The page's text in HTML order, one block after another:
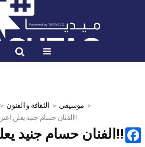
الثقافة و الفنون
موسيقى
الفنان حسام جنيد يعلن اعتزاله!!
الفنان حسام جنيد يعلن اعتزاله!!